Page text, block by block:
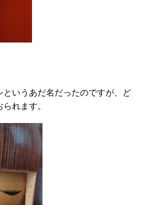
というあだ名だったのですが、ど
れます。